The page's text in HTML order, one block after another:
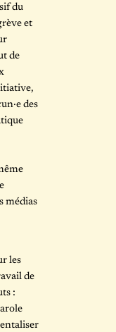
du
et
de
des
médias
les
de
: